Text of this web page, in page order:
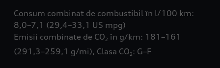
Consum combinat de combustibil în l/100 km:
8,0–7,1 (29,4–33,1 US mpg)
Emisii combinate de CO2 în g/km: 181–161
(291,3–259,1 g/mi), Clasa CO2: G–F